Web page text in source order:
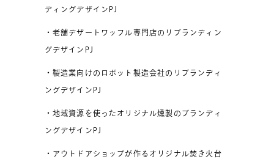
ディングデザインPJ
・老舗デザートワッフル専門店のリブランディン
グデザインPJ
・製造業向けのロボット製造会社のリブランディ
ングデザインPJ
・地域資源を使ったオリジナル燻製のブランディ
ングデザインPJ
・アウトドアショップが作るオリジナル焚き火台